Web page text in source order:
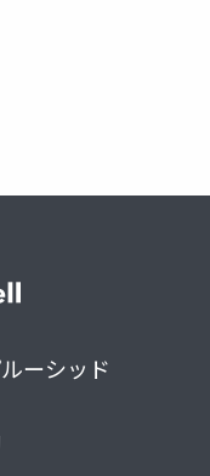
ーシッド